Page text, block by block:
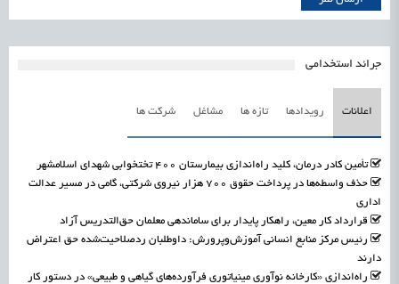
جرائد استخدامی
اعلانات رویدادها تازه ها مشاغل شرکت ها
تأمین کادر درمان، کلید راه‌اندازی بیمارستان ۴۰۰ تختخوابی شهدای اسلامشهر
حذف واسطه‌ها در پرداخت حقوق ۷۰۰ هزار نیروی شرکتی، گامی در مسیر عدالت
اداری
قرارداد کار معین، راهکار پایدار برای ساماندهی معلمان حق‌التدریس آزاد
رئیس مرکز منابع انسانی آموزش‌وپرورش: داوطلبان ردصلاحیت‌شده حق اعتراض
دارند
راه‌اندازی «کارخانه نوآوری مینیاتوری فرآورده‌های گیاهی و طبیعی» در دستور کار